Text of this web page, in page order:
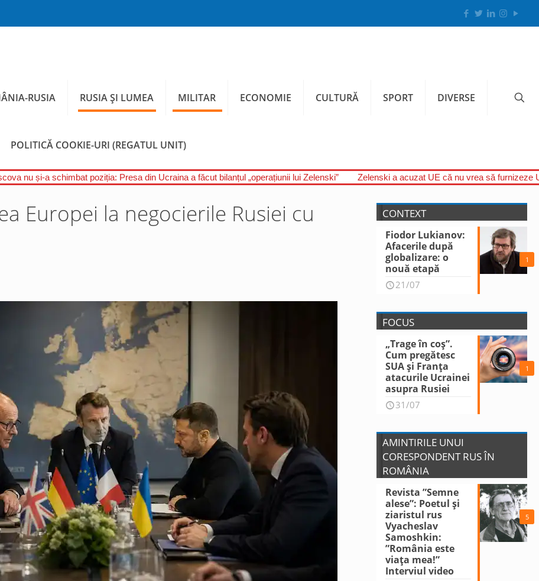
RUSIA RUSIA ȘI LUMEA MILITAR ECONOMIE CULTURĂ SPORT DIVERSE
POLITICĂ COOKIE-URI (REGATUL UNIT)
nu și-a schimbat poziția: Presa din Ucraina a făcut bilanțul „operațiunii lui Zelenski” Zelenski a acuzat UE că nu vrea să furnizeze
Europei la negocierile Rusiei cu CONTEXT
1
Fiodor Lukianov:
Afacerile după
globalizare: o
nouă etapă
21/07
FOCUS
1
„Trage în coș”.
Cum pregătesc
SUA și Franța
atacurile Ucrainei
asupra Rusiei
31/07
AMINTIRILE UNUI
CORESPONDENT RUS ÎN
ROMÂNIA
5
Revista ”Semne
alese”: Poetul și
ziaristul rus
Vyacheslav
Samoshkin:
”România este
viața mea!”
Interviul video